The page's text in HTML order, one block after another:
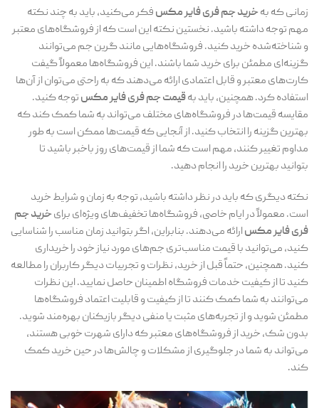
زمانی که بهخرید جم فری فایر مکسفکر می‌کنید، باید به چند نکته
مهم توجه داشته باشید. نخستین نکته این است که از فروشگاه‌های معتبر
و شناخته‌شده خرید کنید. فروشگاه‌هایی مانند گرین جم می‌توانند
گزینه‌ای مطمئن برای خرید شما باشند. این فروشگاه‌ها معمولاً گیفت
کارت‌های معتبر و قابل اعتمادی ارائه می‌دهند که به راحتی می‌توان از آن‌ها
استفاده کرد. همچنین، باید بهقیمت جم فری فایر مکستوجه کنید.
مقایسه قیمت‌ها در فروشگاه‌های مختلف می‌تواند به شما کمک کند که
بهترین گزینه را انتخاب کنید. از آنجایی که قیمت‌ها ممکن است به طور
مداوم تغییر کنند، مهم است که شما از قیمت‌های روز باخبر باشید تا
بتوانید بهترین خرید را انجام دهید.
نکته دیگری که باید در نظر داشته باشید، توجه به زمان و شرایط خرید
است. معمولاً در ایام خاصی، فروشگاه‌ها تخفیف‌های ویژه‌ای برایخرید جم
فری فایر مکسارائه می‌دهند. بنابراین، اگر بتوانید زمان مناسب را شناسایی
کنید، می‌توانید با قیمت مناسب‌تری جم‌های مورد نیاز خود را خریداری
کنید. همچنین، حتماً قبل از خرید، نظرات و تجربیات دیگر کاربران را مطالعه
کنید تا از کیفیت خدمات فروشگاه اطمینان حاصل نمایید. این نظرات
می‌توانند به شما کمک کنند تا از کیفیت و قابلیت اعتماد فروشگاه‌ها
مطمئن شوید و از تجربه‌های مثبت یا منفی دیگر بازیکنان بهره‌مند شوید.
بدون شک، خرید از فروشگاه‌های معتبر که دارای شهرت خوبی هستند،
می‌تواند به شما در جلوگیری از مشکلات و چالش‌ها در حین خرید کمک
کند.